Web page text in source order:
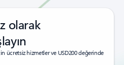
olarak
ücretsiz hizmetler ve USD200 değerinde